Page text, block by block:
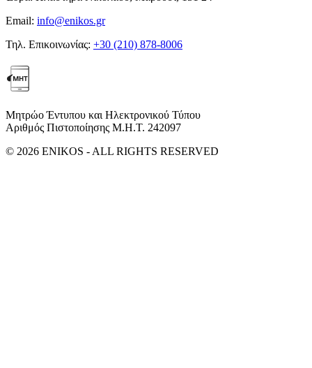
Email: info@enikos.gr
Τηλ. Επικοινωνίας: +30 (210) 878-8006
Μητρώο Έντυπου και Ηλεκτρονικού Τύπου
Αριθμός Πιστοποίησης Μ.Η.Τ. 242097
© 2026 ENIKOS - ALL RIGHTS RESERVED